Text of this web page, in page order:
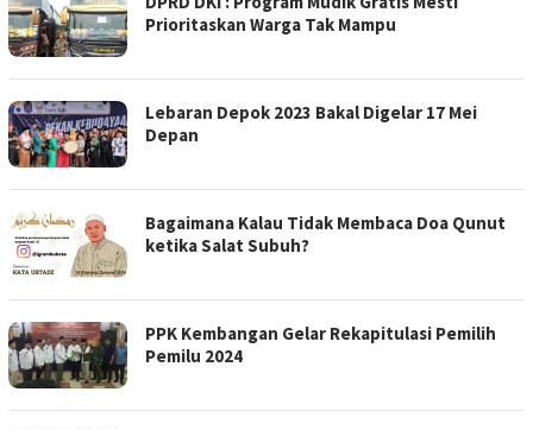
Prioritaskan Warga Tak Mampu
Lebaran Depok 2023 Bakal Digelar 17 Mei
Depan
Bagaimana Kalau Tidak Membaca Doa Qunut
ketika Salat Subuh?
PPK Kembangan Gelar Rekapitulasi Pemilih
Pemilu 2024